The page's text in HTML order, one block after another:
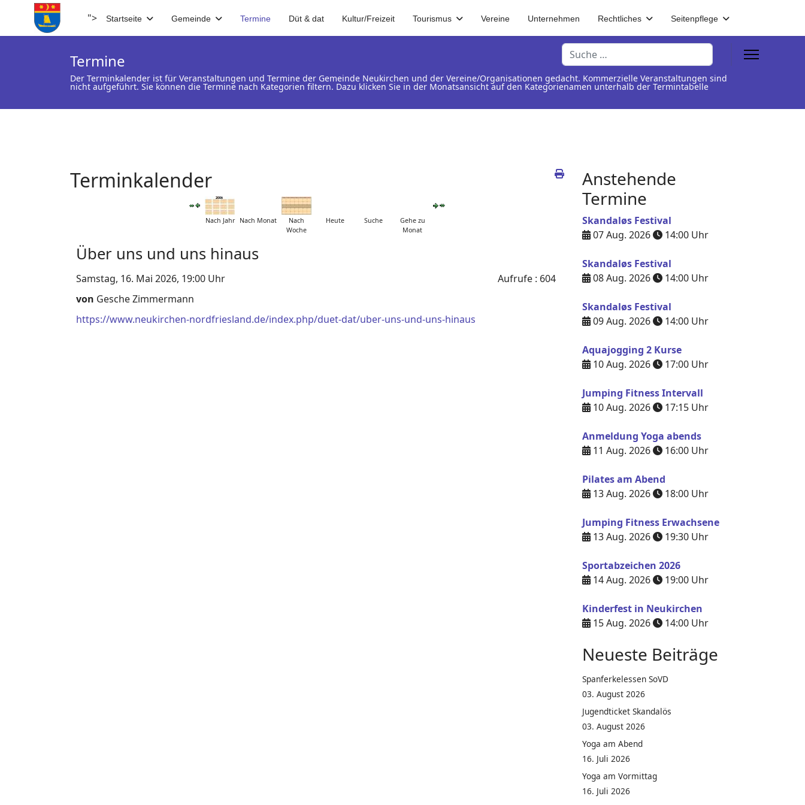
"> Startseite Gemeinde Termine Düt & dat Kultur/Freizeit Tourismus Vereine Unternehmen Rechtliches Seitenpflege
Suchen
Termine
Der Terminkalender ist für Veranstaltungen und Termine der Gemeinde Neukirchen und der Vereine/Organisationen gedacht. Kommerzielle Veranstaltungen sind
nicht aufgeführt. Sie können die Termine nach Kategorien filtern. Dazu klicken Sie in der Monatsansicht auf den Kategorienamen unterhalb der Termintabelle
Terminkalender
Nach Jahr Nach Monat
Nach
Woche
Heute Suche
Gehe zu
Monat
Über uns und uns hinaus
Samstag, 16. Mai 2026, 19:00 Uhr Aufrufe: 604
von Gesche Zimmermann
https://www.neukirchen-nordfriesland.de/index.php/duet-dat/uber-uns-und-uns-hinaus
Anstehende
Termine
Skandaløs Festival
07 Aug. 2026
14:00 Uhr
Skandaløs Festival
08 Aug. 2026
14:00 Uhr
Skandaløs Festival
09 Aug. 2026
14:00 Uhr
Aquajogging 2 Kurse
10 Aug. 2026
17:00 Uhr
Jumping Fitness Intervall
10 Aug. 2026
17:15 Uhr
Anmeldung Yoga abends
11 Aug. 2026
16:00 Uhr
Pilates am Abend
13 Aug. 2026
18:00 Uhr
Jumping Fitness Erwachsene
13 Aug. 2026
19:30 Uhr
Sportabzeichen 2026
14 Aug. 2026
19:00 Uhr
Kinderfest in Neukirchen
15 Aug. 2026
14:00 Uhr
Neueste Beiträge
Spanferkelessen SoVD
03. August 2026
Jugendticket Skandalös
03. August 2026
Yoga am Abend
16. Juli 2026
Yoga am Vormittag
16. Juli 2026